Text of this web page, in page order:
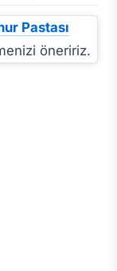
Pastası
öneririz.